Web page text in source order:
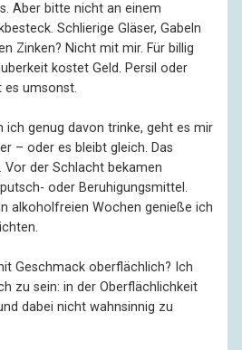
Aber bitte nicht an einem
Schlierige Gläser, Gabeln
Zinken? Nicht mit mir. Für billig
kostet Geld. Persil oder
es umsonst.
ich genug davon trinke, geht es mir
– oder es bleibt gleich. Das
Vor der Schlacht bekamen
oder Beruhigungsmittel.
alkoholfreien Wochen genieße ich
Geschmack oberflächlich? Ich
zu sein: in der Oberflächlichkeit
dabei nicht wahnsinnig zu